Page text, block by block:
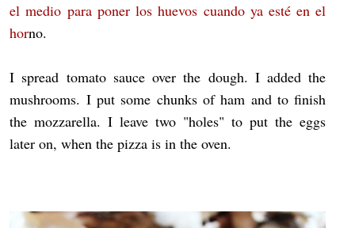
el medio para poner los huevos cuando ya esté en el
horno.
I spread tomato sauce over the dough. I added the
mushrooms. I put some chunks of ham and to finish
the mozzarella. I leave two "holes" to put the eggs
later on, when the pizza is in the oven.